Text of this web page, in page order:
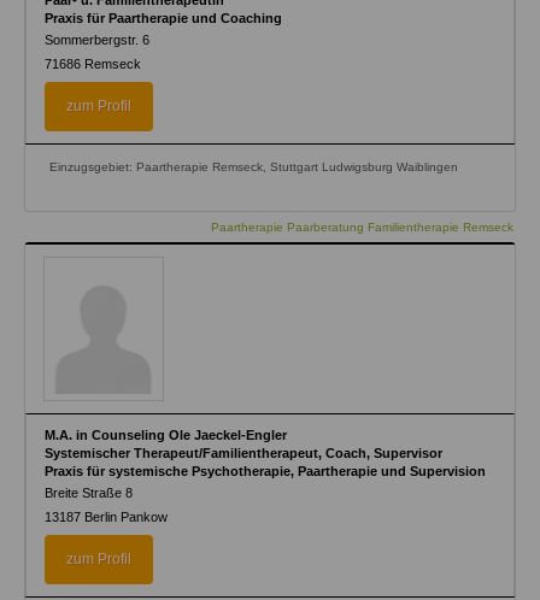
Praxis für Paartherapie und Coaching
Sommerbergstr. 6
71686 Remseck
zum Profil
Einzugsgebiet: Paartherapie Remseck, Stuttgart Ludwigsburg Waiblingen
Paartherapie Paarberatung Familientherapie Remseck
M.A. in Counseling Ole Jaeckel-Engler
Systemischer Therapeut/Familientherapeut, Coach, Supervisor
Praxis für systemische Psychotherapie, Paartherapie und Supervision
Breite Straße 8
13187 Berlin Pankow
zum Profil